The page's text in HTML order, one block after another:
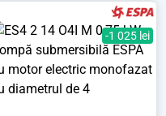
-1 025 lei